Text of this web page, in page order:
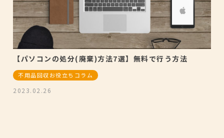
【パソコンの処分(廃棄)方法7選】無料で行う方法
不用品回収お役立ちコラム
2023.02.26